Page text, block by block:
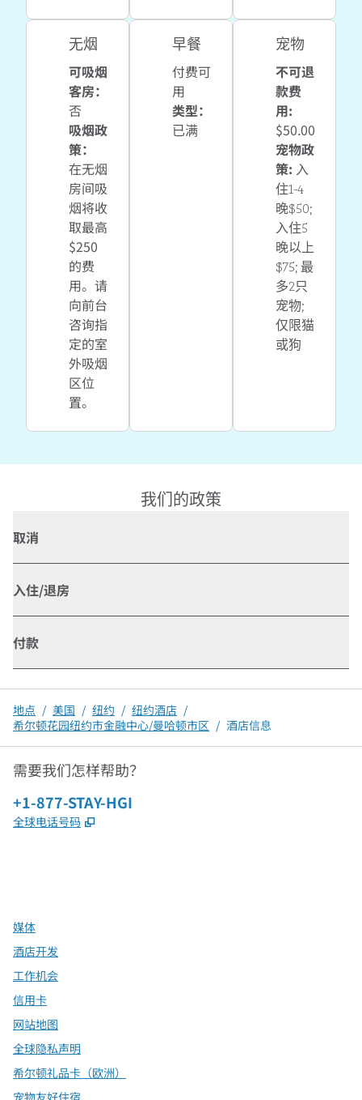
无烟
可吸烟
客房：
否
吸烟政
策：
在无烟
房间吸
烟将收
取最高
$250
的费
用。请
向前台
咨询指
定的室
外吸烟
区位
置。
早餐
付费可
用
类型：
已满
宠物
不可退
款费
用:
$50.00
宠物政
策: 入
住1-4
晚$50;
入住5
晚以上
$75; 最
多2只
宠物;
仅限猫
或狗
我们的政策
取消
入住/退房
付款
地点 / 美国 / 纽约 / 纽约酒店 /
希尔顿花园纽约市金融中心/曼哈顿市区 / 酒店信息
需要我们怎样帮助？
电话：
+1-877-STAY-HGI
全球电话号码 ,
媒体
酒店开发
工作机会
信用卡
网站地图
全球隐私声明
希尔顿礼品卡（欧洲）
宠物友好住宿